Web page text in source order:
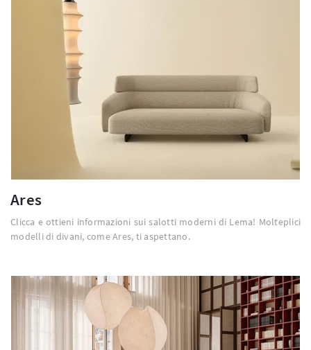
Ares
Clicca e ottieni informazioni sui salotti moderni di Lema! Molteplici
modelli di divani, come Ares, ti aspettano.